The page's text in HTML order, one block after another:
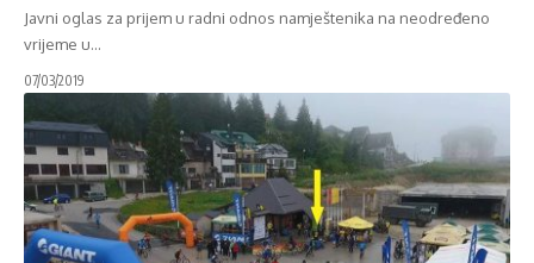
Javni oglas za prijem u radni odnos namještenika na neodređeno
vrijeme u…
07/03/2019